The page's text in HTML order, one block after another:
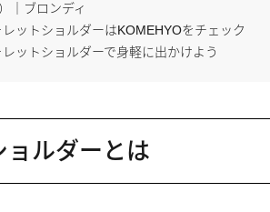
｜ブロンディ
ットショルダーはKOMEHYOをチェック
ットショルダーで身軽に出かけよう
ョルダーとは